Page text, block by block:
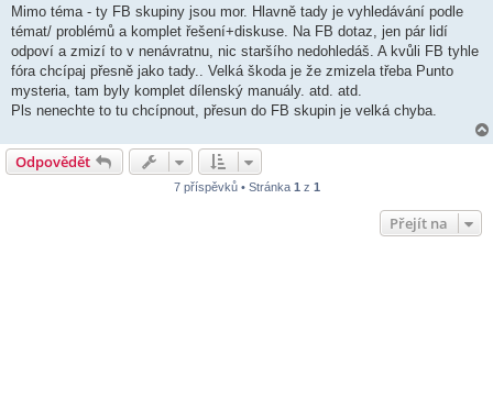
í
p
ě
v
e
k
Mimo téma - ty FB skupiny jsou mor. Hlavně tady je vyhledávání podle
témat/ problémů a komplet řešení+diskuse. Na FB dotaz, jen pár lidí
odpoví a zmizí to v nenávratnu, nic staršího nedohledáš. A kvůli FB tyhle
fóra chcípaj přesně jako tady.. Velká škoda je že zmizela třeba Punto
mysteria, tam byly komplet dílenský manuály. atd. atd.
Pls nenechte to tu chcípnout, přesun do FB skupin je velká chyba.
Odpovědět
7 příspěvků • Stránka 1 z 1
Přejít na